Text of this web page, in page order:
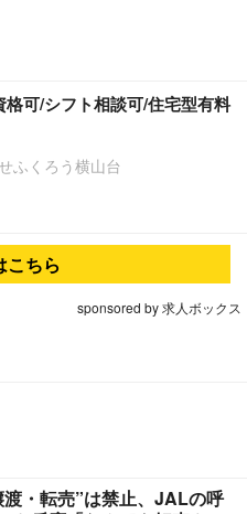
格可/シフト相談可/住宅型有料
ふくろう横山台
こちら
sponsored by 求人ボックス
・転売”は禁止、JALの呼